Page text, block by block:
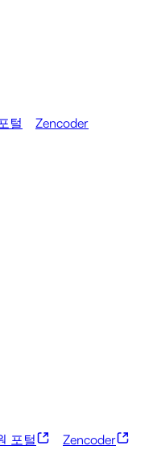
털
Zencoder
포털
Zencoder